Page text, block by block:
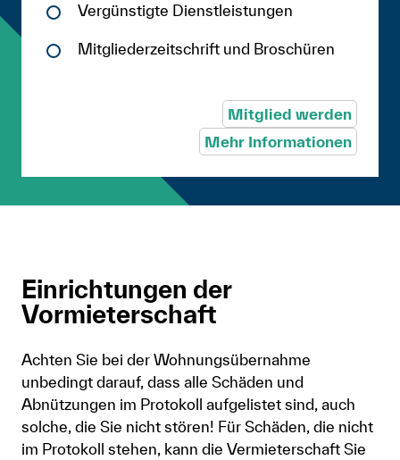
Vergünstigte Dienstleistungen
Mitgliederzeitschrift und Broschüren
Mitglied werden
Mehr Informationen
Einrichtungen der
Vormieterschaft
Achten Sie bei der Wohnungsübernahme
unbedingt darauf, dass alle Schäden und
Abnützungen im Protokoll aufgelistet sind, auch
solche, die Sie nicht stören! Für Schäden, die nicht
im Protokoll stehen, kann die Vermieterschaft Sie